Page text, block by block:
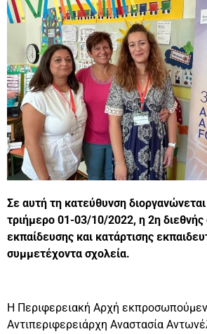
Σε αυτή τη κατεύθυνση
τριήμερο 01-03/10/2022, η 2η διεθνής
εκπαίδευσης και κατάρτισης
συμμετέχοντα σχολεία.
Η Περιφερειακή Αρχή
Αντιπεριφερειάρχη Αναστασία